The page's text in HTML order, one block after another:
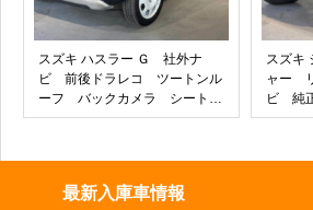
スズキ ハスラー Ｇ 社外ナ
ビ 前後ドラレコ ツートンル
ーフ バックカメラ シートヒ
ーター プッシュスタート キ
ン フォグランプ オートエア
アイドリングストップ
スズキ
ャー
ビ 純
ール
最新入庫車情報